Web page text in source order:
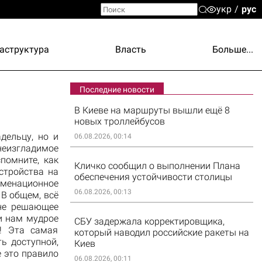
укр рус
Власть Больше...
но и
как
на
общем, всё
решающее
нам мудрое
Эта самая
доступной,
это правило
Последние новости
В Киеве на маршруты вышли ещё 8
новых троллейбусов
06.08.2026, 00:14
Кличко сообщил о выполнении Плана
обеспечения устойчивости столицы
06.08.2026, 00:13
СБУ задержала корректировщика,
который наводил российские ракеты на
Киев
06.08.2026, 00:11